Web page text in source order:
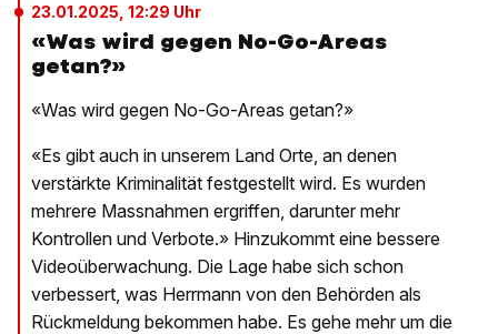
23.01.2025, 12:29 Uhr
«Was wird gegen No-Go-Areas
getan?»
«Was wird gegen No-Go-Areas getan?»
«Es gibt auch in unserem Land Orte, an denen
verstärkte Kriminalität festgestellt wird. Es wurden
mehrere Massnahmen ergriffen, darunter mehr
Kontrollen und Verbote.» Hinzukommt eine bessere
Videoüberwachung. Die Lage habe sich schon
verbessert, was Herrmann von den Behörden als
Rückmeldung bekommen habe. Es gehe mehr um die